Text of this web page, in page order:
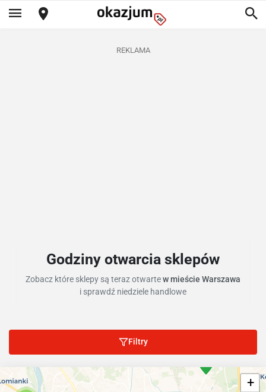
REKLAMA
Godziny otwarcia sklepów
Zobacz które sklepy są teraz otwartew mieście Warszawa
i sprawdź niedziele handlowe
Filtry
+